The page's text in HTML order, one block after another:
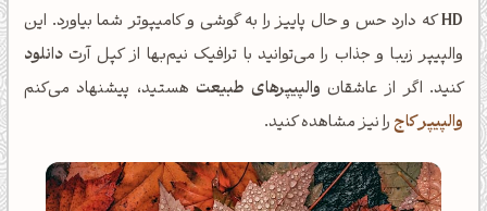
HDکه دارد حس و حال پاییز را به گوشی و کامیپوتر شما بیاورد. این
والپیپر زیبا و جذاب را می‌توانید با ترافیک نیم‌بها از کپل آرت دانلود
کنید. اگر از عاشقان والپیپرهای طبیعتهستید، پیشنهاد می‌کنم
والپیپر کاجرا نیز مشاهده کنید.